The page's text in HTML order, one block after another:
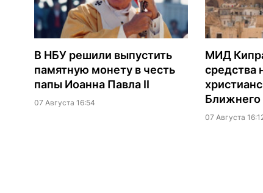
В НБУ решили выпустить
памятную монету в честь
папы Иоанна Павла II
07 Августа 16:54
МИД
средства
Ближнего
07 Августа